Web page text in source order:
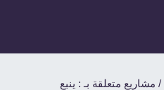
/ مشاريع متعلقة بـ : ينبع